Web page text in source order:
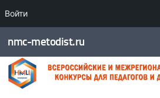
ВойтиПерейти к содержимому
nmc-metodist.ru